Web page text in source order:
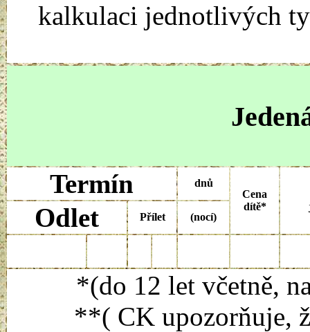
kalkulaci jednotlivých
Termín
dnů
Cena
dítě*
Odlet Přílet (nocí)
*(do 12 let včetně,
**( CK upozorňuje,